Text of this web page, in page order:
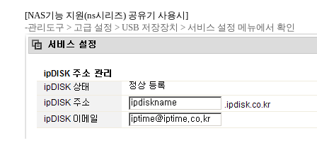
[NAS기능 지원(ns시리즈) 공유기 사용시]
-관리도구 > 고급 설정 > USB 저장장치 > 서비스 설정 메뉴에서 확인